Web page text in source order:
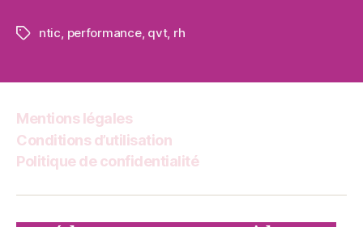
Étiquettes
ntic performance, qvt, rh
Mentions légales
Conditions d’utilisation
Politique de confidentialité